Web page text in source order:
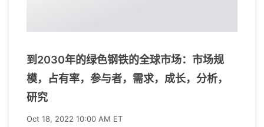
到2030年的绿色钢铁的全球市场：市场规
模，占有率，参与者，需求，成长，分析，
研究
Oct 18, 2022 10:00 AM ET